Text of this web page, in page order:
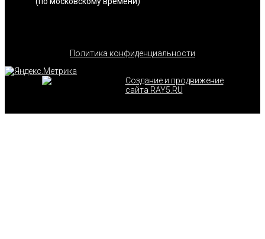
Политика конфиденциальности
Создание и продвижение
сайта RAY5.RU